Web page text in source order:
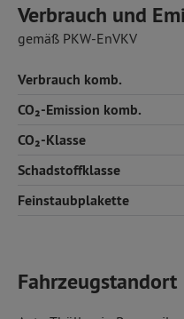
Verbrauch und
gemäß PKW-EnVKV
Verbrauch komb.
CO₂-Emission komb.
CO₂-Klasse
Schadstoffklasse
Feinstaubplakette
Fahrzeugstandort